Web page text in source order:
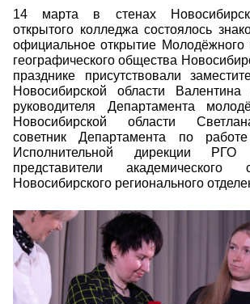
14 марта в стенах
открытого колледжа состоялось
официальное открытие Молодёжного
географического общества
празднике присутствовали
Новосибирской области Валентина
руководителя Департамента
Новосибирской области
советник Департамента по
Исполнительной дирекции
представители
Новосибирского регионального
15img-3298-resized.jpg